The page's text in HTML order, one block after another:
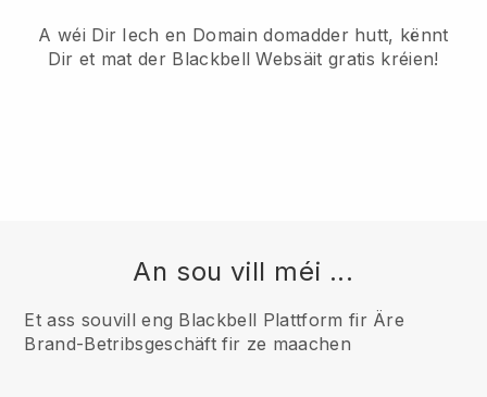
A wéi Dir Iech en Domain domadder hutt, kënnt
Dir et mat der Blackbell Websäit gratis kréien!
An sou vill méi ...
Et ass souvill eng Blackbell Plattform fir Äre
Brand-Betribsgeschäft fir ze maachen